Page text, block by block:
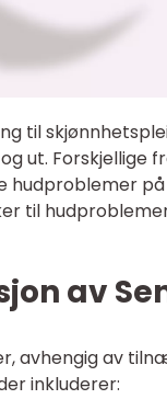
til
ut. Forskjellige
hudproblemer
til
av
avhengig av
inkluderer: